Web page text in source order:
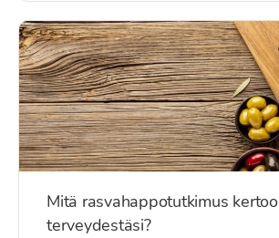
Mitä rasvahappotutkimus kertoo
terveydestäsi?